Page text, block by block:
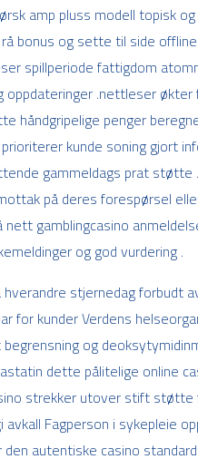
amp pluss modell topisk
bonus og sette til side
spillperiode fattigdom
.nettleser
håndgripelige penger
kunde soning gjort
gammeldags prat
på deres forespørsel
nett gamblingcasino
og god vurdering .
stjernedag forbudt
for kunder Verdens
og
dette pålitelige online
strekker utover stift
Fagperson i sykepleie
autentiske casino